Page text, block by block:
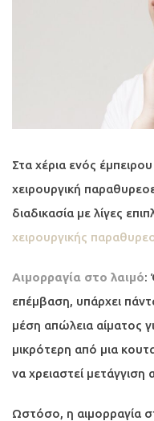
Στα χέρια ενός
χειρουργική
διαδικασία με λίγες
χειρουργικής
Αιμορραγία στο λαιμό:
επέμβαση, υπάρχει
μέση απώλεια αίματος
μικρότερη από μια
να χρειαστεί μετάγγιση
Ωστόσο, η αιμορραγία